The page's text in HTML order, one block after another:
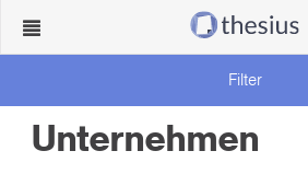
Navigation
Filter
Unternehmen